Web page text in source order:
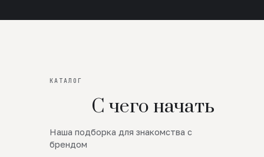
КАТАЛОГ
С чего начать
Наша подборка для знакомства с
брендом
Новинки
SALE